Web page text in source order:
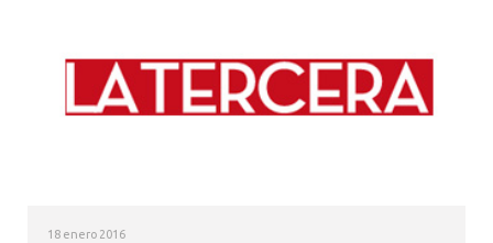
18 enero 2016